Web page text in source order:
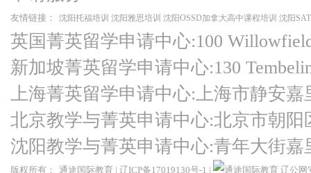
友情链接： 沈阳托福培训 沈阳雅思培训 沈阳OSSD加拿大高中课程培训 沈阳
英国菁英留学申请中心:100
新加坡菁英留学申请中心:130
上海菁英留学申请中心:上海市静安嘉
北京教学与菁英申请中心:北京市朝
沈阳教学与菁英申请中心:青年大街
版权所有： 通途国际教育 | 辽ICP备17019130号-1 | 辽公网